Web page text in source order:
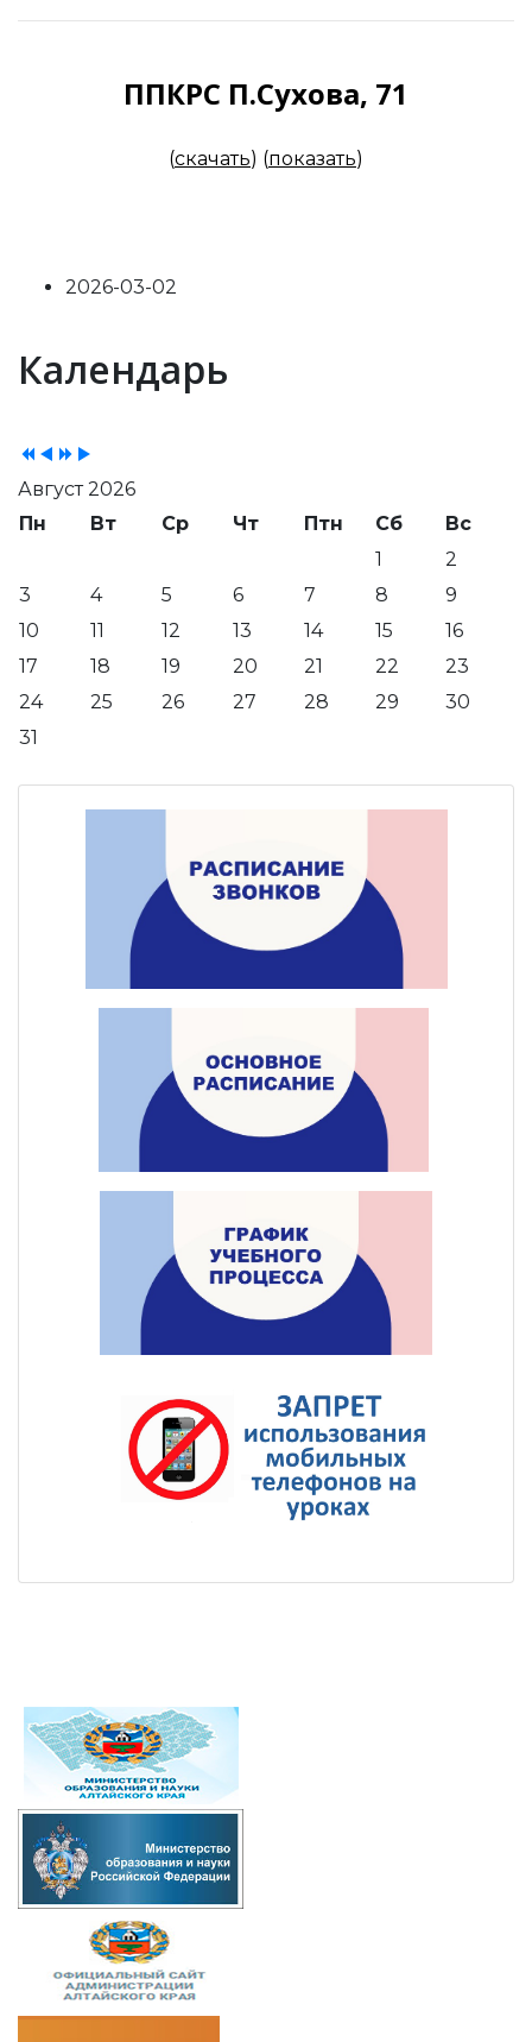
ППКРС П.Сухова, 71
(скачать) (показать)
2026-03-02
Календарь
Previous
Year
Previous
Month
YearMonth
Август 2026
Пн
Вт Ср Чт Птн Сб
Вс
1
2
3
4 5 6 7 8
9
10
11 12 13 14 15
16
17
18 19 20 21 22
23
24
25 26 27 28 29
30
31